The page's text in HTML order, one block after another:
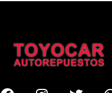
FacebookInstagram